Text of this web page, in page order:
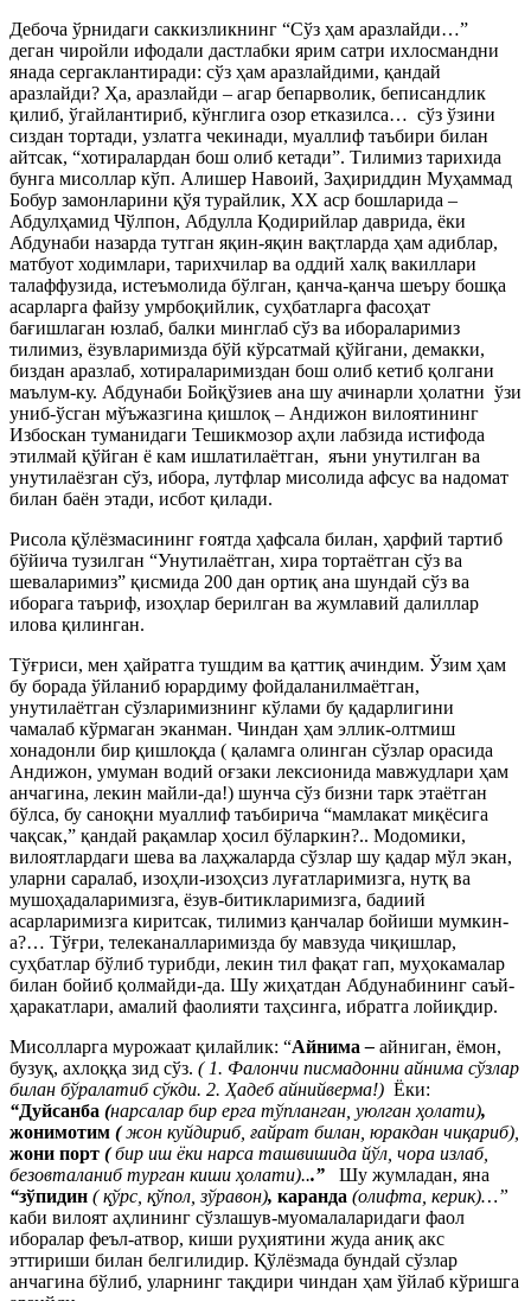
Дебоча ўрнидаги саккизликнинг “Сўз ҳам аразлайди…”
деган чиройли ифодали дастлабки ярим сатри ихлосмандни
янада сергаклантиради: сўз ҳам аразлайдими, қандай
аразлайди? Ҳа, аразлайди – агар бепарволик, беписандлик
қилиб, ўгайлантириб, кўнглига озор етказилса… сўз ўзини
сиздан тортади, узлатга чекинади, муаллиф таъбири билан
айтсак, “хотиралардан бош олиб кетади”. Тилимиз тарихида
бунга мисоллар кўп. Алишер Навоий, Заҳириддин Муҳаммад
Бобур замонларини қўя турайлик, ХХ аср бошларида –
Абдулҳамид Чўлпон, Абдулла Қодирийлар даврида, ёки
Абдунаби назарда тутган яқин-яқин вақтларда ҳам адиблар,
матбуот ходимлари, тарихчилар ва оддий халқ вакиллари
талаффузида, истеъмолида бўлган, қанча-қанча шеъру бошқа
асарларга файзу умрбоқийлик, суҳбатларга фасоҳат
бағишлаган юзлаб, балки минглаб сўз ва ибораларимиз
тилимиз, ёзувларимизда бўй кўрсатмай қўйгани, демакки,
биздан аразлаб, хотираларимиздан бош олиб кетиб қолгани
маълум-ку. Абдунаби Бойқўзиев ана шу ачинарли ҳолатни ўзи
униб-ўсган мўъжазгина қишлоқ – Андижон вилоятининг
Избоскан туманидаги Тешикмозор аҳли лабзида истифода
этилмай қўйган ё кам ишлатилаётган, яъни унутилган ва
унутилаёзган сўз, ибора, лутфлар мисолида афсус ва надомат
билан баён этади, исбот қилади.
Рисола қўлёзмасининг ғоятда ҳафсала билан, ҳарфий тартиб
бўйича тузилган “Унутилаётган, хира тортаётган сўз ва
шеваларимиз” қисмида 200 дан ортиқ ана шундай сўз ва
иборага таъриф, изоҳлар берилган ва жумлавий далиллар
илова қилинган.
Тўғриси, мен ҳайратга тушдим ва қаттиқ ачиндим. Ўзим ҳам
бу борада ўйланиб юрардиму фойдаланилмаётган,
унутилаётган сўзларимизнинг кўлами бу қадарлигини
чамалаб кўрмаган эканман. Чиндан ҳам эллик-олтмиш
хонадонли бир қишлоқда ( қаламга олинган сўзлар орасида
Андижон, умуман водий оғзаки лексионида мавжудлари ҳам
анчагина, лекин майли-да!) шунча сўз бизни тарк этаётган
бўлса, бу саноқни муаллиф таъбирича “мамлакат миқёсига
чақсак,” қандай рақамлар ҳосил бўларкин?.. Модомики,
вилоятлардаги шева ва лаҳжаларда сўзлар шу қадар мўл экан,
уларни саралаб, изоҳли-изоҳсиз луғатларимизга, нутқ ва
мушоҳадаларимизга, ёзув-битикларимизга, бадиий
асарларимизга киритсак, тилимиз қанчалар бойиши мумкин-
а?… Тўғри, телеканалларимизда бу мавзуда чиқишлар,
суҳбатлар бўлиб турибди, лекин тил фақат гап, муҳокамалар
билан бойиб қолмайди-да. Шу жиҳатдан Абдунабининг саъй-
ҳаракатлари, амалий фаолияти таҳсинга, ибратга лойиқдир.
Мисолларга мурожаат қилайлик: “Айнима – айниган, ёмон,
бузуқ, ахлоққа зид сўз. ( 1. Фалончи писмадонни айнима сўзлар
билан бўралатиб сўкди. 2. Ҳадеб айнийверма!) Ёки:
“Дуйсанба (нарсалар бир ерга тўпланган, уюлган ҳолати),
жонимотим (жон куйдириб, ғайрат билан, юракдан чиқариб),
жони порт (бир иш ёки нарса ташвишида йўл, чора излаб,
безовталаниб турган киши ҳолати)...”
Шу жумладан, яна
“зўпидин (қўрс, қўпол, зўравон), каранда (олифта, керик)…”
каби вилоят аҳлининг сўзлашув-муомалаларидаги фаол
иборалар феъл-атвор, киши руҳиятини жуда аниқ акс
эттириши билан белгилидир. Қўлёзмада бундай сўзлар
анчагина бўлиб, уларнинг тақдири чиндан ҳам ўйлаб кўришга